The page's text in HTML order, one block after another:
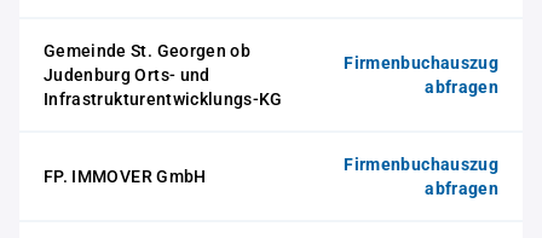
Gemeinde St. Georgen ob
Judenburg Orts- und
Infrastrukturentwicklungs-KG
Firmenbuchauszug
abfragen
FP. IMMOVER GmbH
Firmenbuchauszug
abfragen